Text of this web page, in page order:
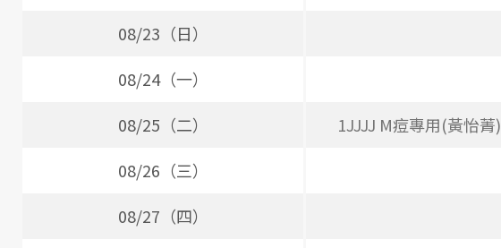
08/23（日）
08/24（一）
08/25（二）
1JJJJ M痘專用(黃怡菁)
08/26（三）
08/27（四）